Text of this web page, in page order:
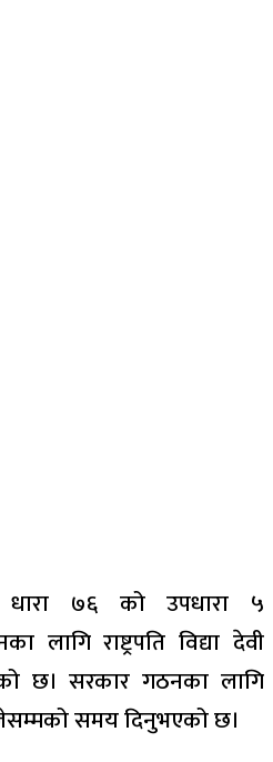
धारा ७६ को उपधारा ५
लागि राष्ट्रपति विद्या देवी
छ। सरकार गठनका लागि
समय दिनुभएको छ।